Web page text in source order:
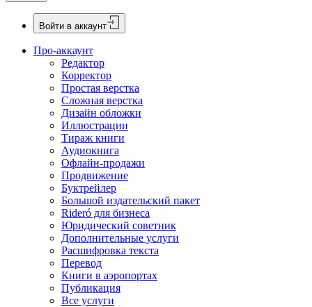
Войти в аккаунт
Про-аккаунт
Редактор
Корректор
Простая верстка
Сложная верстка
Дизайн обложки
Иллюстрации
Тираж книги
Аудиокнига
Офлайн-продажи
Продвижение
Буктрейлер
Большой издательский пакет
Rideró для бизнеса
Юридический советник
Дополнительные услуги
Расшифровка текста
Перевод
Книги в аэропортах
Публикация
Все услуги